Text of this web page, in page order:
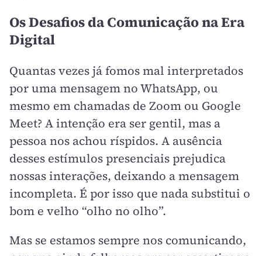
Os Desafios da Comunicação na Era
Digital
Quantas vezes já fomos mal interpretados
por uma mensagem no WhatsApp, ou
mesmo em chamadas de Zoom ou Google
Meet? A intenção era ser gentil, mas a
pessoa nos achou ríspidos. A ausência
desses estímulos presenciais prejudica
nossas interações, deixando a mensagem
incompleta. É por isso que nada substitui o
bom e velho “olho no olho”.
Mas se estamos sempre nos comunicando,